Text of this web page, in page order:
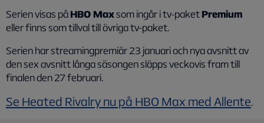
Serien visas påHBO Maxsom ingår i tv-paketPremium
eller finns som tillval till övriga tv-paket.
Serien har streamingpremiär 23 januari och nya avsnitt av
den sex avsnitt långa säsongen släpps veckovis fram till
finalen den 27 februari.
Se Heated Rivalry nu på HBO Max med Allente.